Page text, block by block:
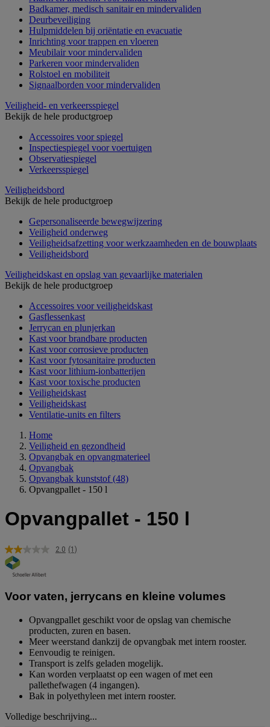
Badkamer, medisch sanitair en mindervaliden
Deurbeveiliging
Hulpmiddelen bij oriëntatie en evacuatie
Inrichting voor trappen en vloeren
Meubilair voor mindervaliden
Parkeren voor mindervaliden
Rolstoel en mobiliteit
Signaalborden voor mindervaliden
Veiligheid- en verkeersspiegel
Bekijk de hele productgroep
Accessoires voor spiegel
Inspectiespiegel voor voertuigen
Observatiespiegel
Verkeersspiegel
Veiligheidsbord
Bekijk de hele productgroep
Gepersonaliseerde bewegwijzering
Veiligheid onderweg
Veiligheidsafzetting voor werkzaamheden en de bouwplaats
Veiligheidsbord
Veiligheidskast en opslag van gevaarlijke materialen
Bekijk de hele productgroep
Accessoires voor veiligheidskast
Gasflessenkast
Jerrycan en plunjerkan
Kast voor brandbare producten
Kast voor corrosieve producten
Kast voor fytosanitaire producten
Kast voor lithium-ionbatterijen
Kast voor toxische producten
Veiligheidskast
Veiligheidskast
Ventilatie-units en filters
Home
Veiligheid en gezondheid
Opvangbak en opvangmaterieel
Opvangbak
Opvangbak kunststof (48)
Opvangpallet - 150 l
Opvangpallet - 150 l
2.0 Lees
paginalink.
(1)
Voor vaten, jerrycans en kleine volumes
Opvangpallet geschikt voor de opslag van chemische
producten, zuren en basen.
Meer weerstand dankzij de opvangbak met intern rooster.
Eenvoudig te reinigen.
Transport is zelfs geladen mogelijk.
Kan worden verplaatst op een wagen of met een
pallethefwagen (4 ingangen).
Bak in polyethyleen met intern rooster.
Volledige beschrijving...